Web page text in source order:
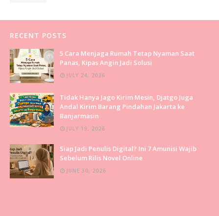
RECENT POSTS
5 Cara Menjaga Rumah Tetap Nyaman Saat
Panas, Kipas Angin Jadi Solusi
JULY 24, 2026
Tidak Hanya Jago Kirim Mesin, Djatgo Juga
Andal Kirim Barang Pindahan Jakarta ke
Banjarmasin
JULY 19, 2026
Siap Jadi Penulis Digital? Ini 7 Amunisi Wajib
Sebelum Rilis Novel Online
JUNE 30, 2026